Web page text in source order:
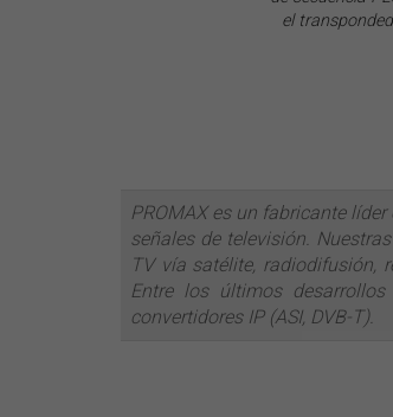
el
PROMAX es un fabricante
señales de televisión.
TV vía satélite, radiodifusión,
Entre los últimos
convertidores IP (ASI, DVB-T).